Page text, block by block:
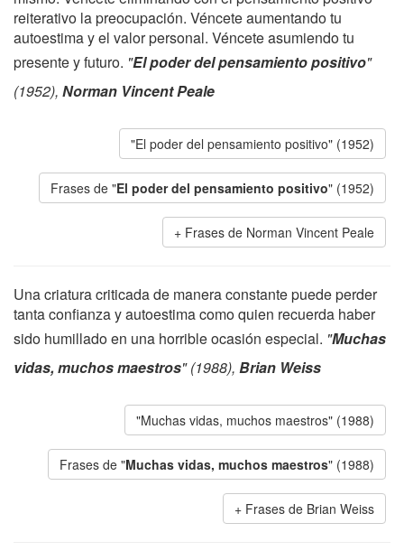
reiterativo la preocupación. Véncete aumentando tu
autoestima y el valor personal. Véncete asumiendo tu
presente y futuro. "El poder del pensamiento positivo"
(1952), Norman Vincent Peale
"El poder del pensamiento positivo" (1952)
Frases de "El poder del pensamiento positivo" (1952)
Frases de Norman Vincent Peale
Una criatura criticada de manera constante puede perder
tanta confianza y autoestima como quien recuerda haber
sido humillado en una horrible ocasión especial. "Muchas
vidas, muchos maestros" (1988), Brian Weiss
"Muchas vidas, muchos maestros" (1988)
Frases de "Muchas vidas, muchos maestros" (1988)
Frases de Brian Weiss